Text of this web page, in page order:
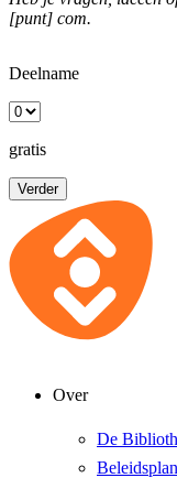
[punt] com.
Deelname
gratis
Verder
Over
De
Beleidsplan